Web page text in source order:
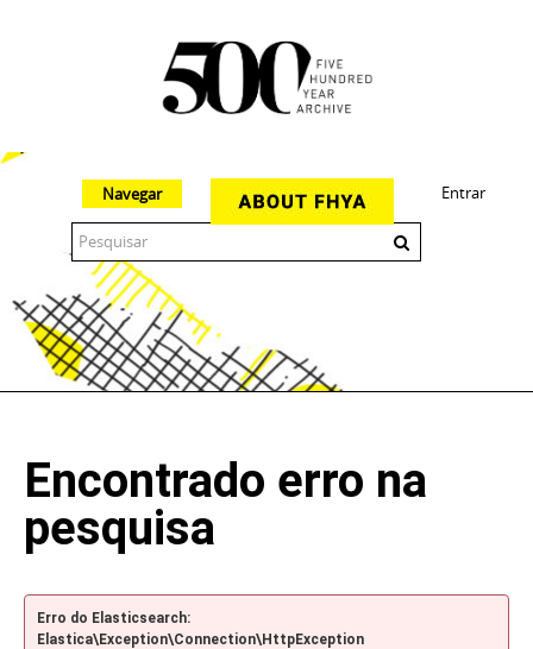
Entrar
Navegar
Encontrado erro na
pesquisa
Erro do Elasticsearch:
Elastica\Exception\Connection\HttpException